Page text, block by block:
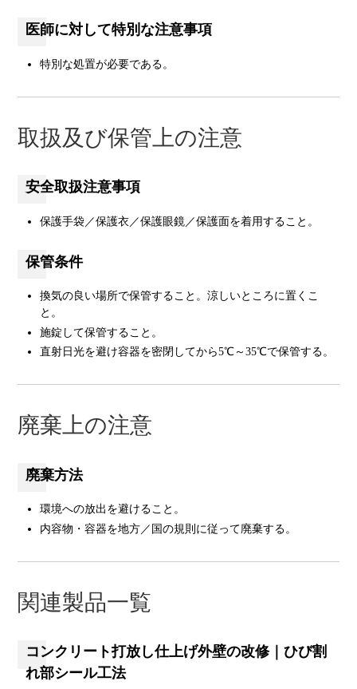
医師に対して特別な注意事項
特別な処置が必要である。
取扱及び保管上の注意
安全取扱注意事項
保護手袋／保護衣／保護眼鏡／保護面を着用すること。
保管条件
換気の良い場所で保管すること。涼しいところに置くこ
と。
施錠して保管すること。
直射日光を避け容器を密閉してから5℃～35℃で保管する。
廃棄上の注意
廃棄方法
環境への放出を避けること。
内容物・容器を地方／国の規則に従って廃棄する。
関連製品一覧
コンクリート打放し仕上げ外壁の改修｜ひび割
れ部シール工法